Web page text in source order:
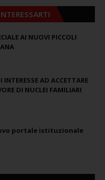
AI NUOVI PICCOLI
AD ACCETTARE
DI NUCLEI FAMILIARI
portale istituzionale